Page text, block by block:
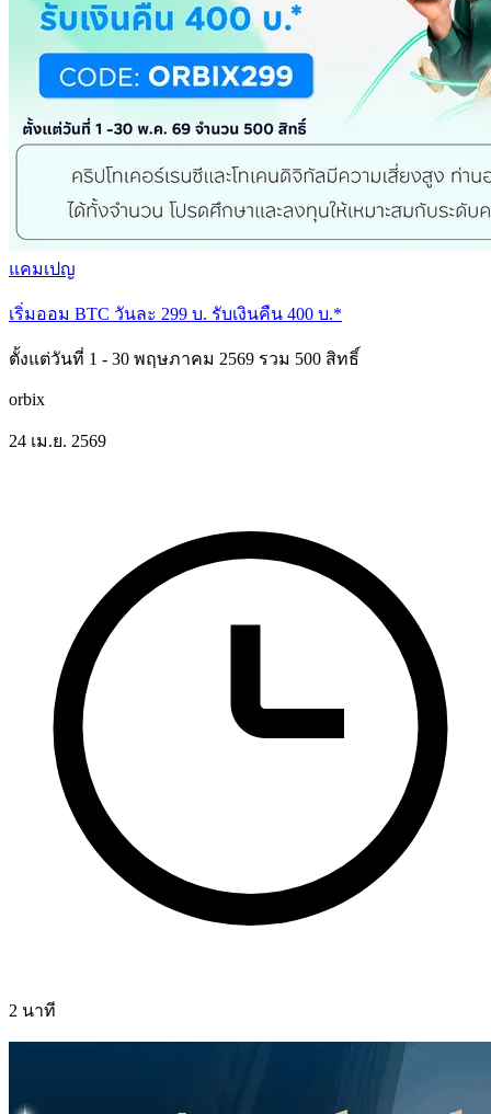
แคมเปญ
เริ่มออม BTC วันละ 299 บ. รับเงินคืน 400 บ.*
ตั้งแต่วันที่ 1 - 30 พฤษภาคม 2569 รวม 500 สิทธิ์
orbix
24 เม.ย. 2569
2 นาที